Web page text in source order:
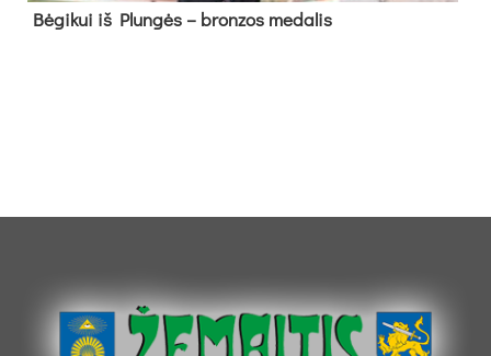
Bė­gi­kui iš Plun­gės – bron­zos me­da­lis